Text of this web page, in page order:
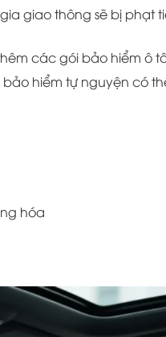
giao thông sẽ bị phạt
các gói bảo hiểm ô
hiểm tự nguyện có
hóa